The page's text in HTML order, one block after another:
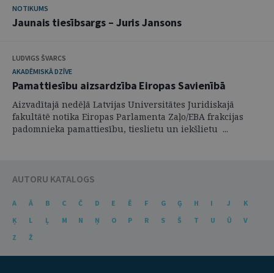
NOTIKUMS
Jaunais tiesībsargs – Juris Jansons
LUDVIGS ŠVARCS
AKADĒMISKĀ DZĪVE
Pamattiesību aizsardzība Eiropas Savienībā
Aizvadītajā nedēļā Latvijas Universitātes Juridiskajā
fakultātē notika Eiropas Parlamenta Zaļo/EBA frakcijas
padomnieka pamattiesību, tieslietu un iekšlietu ...
AUTORU KATALOGS
A Ā B C Č D E Ē F G Ģ H I J
K
Ķ
L Ļ M N Ņ O P R S Š T U Ū
V
Z
Ž